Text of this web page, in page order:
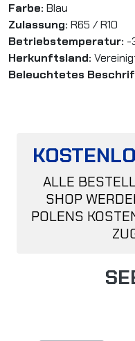
Farbe: Blau
Zulassung: R65 / R10
Betriebstemperatur: -
Herkunftsland:
Beleuchtetes
ALLE
SHOP
POLENS